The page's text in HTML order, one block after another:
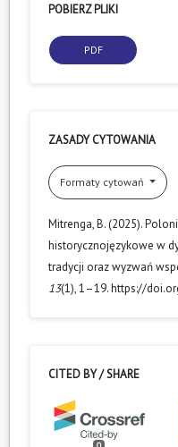
POBIERZ PLIKI
PDF
ZASADY CYTOWANIA
Formaty cytowań
Mitrenga, B. (2025).
historycznojęzykowe w
tradycji oraz wyzwań
13(1), 1–19. https://
CITED BY / SHARE